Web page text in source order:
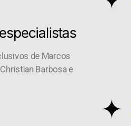
de Marcos
Barbosa e